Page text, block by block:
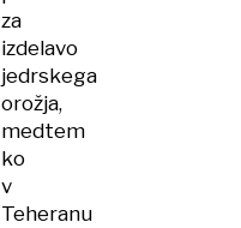
za
izdelavo
jedrskega
orožja,
medtem
ko
v
Teheranu